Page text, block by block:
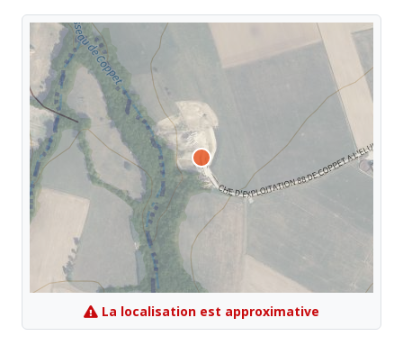
La localisation est approximative